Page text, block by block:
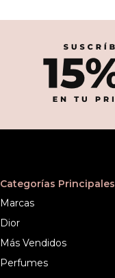
Categorías Principales
Marcas
Dior
Más Vendidos
Perfumes